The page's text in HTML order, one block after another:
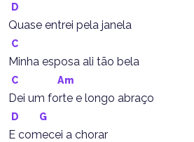
D
Quase entrei pela janela
C
Minha esposa ali tão bela
C Am
Dei um forte e longo abraço
D G
E comecei a chorar